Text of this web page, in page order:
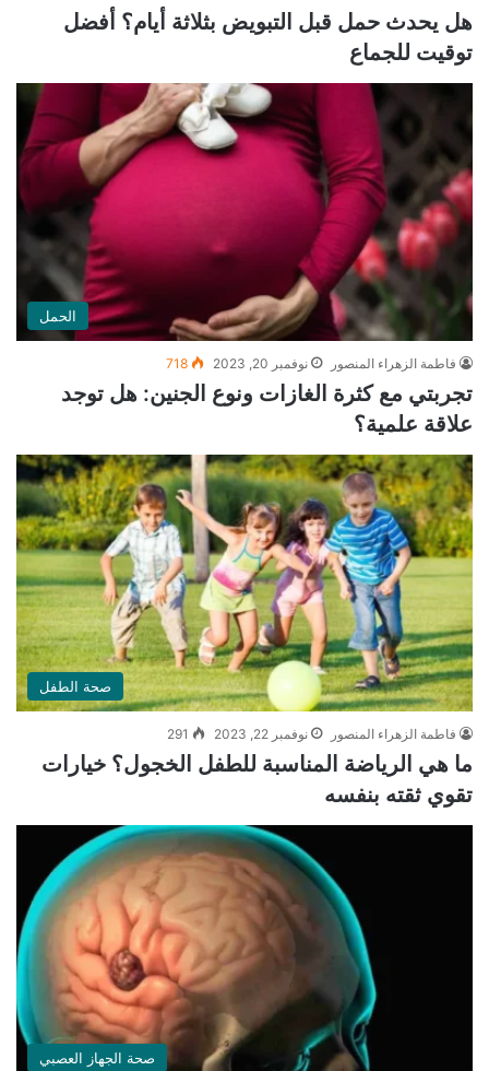
هل يحدث حمل قبل التبويض بثلاثة أيام؟ أفضل
توقيت للجماع
الحمل
فاطمة الزهراء المنصور نوفمبر 20, 2023 718
تجربتي مع كثرة الغازات ونوع الجنين: هل توجد
علاقة علمية؟
صحة الطفل
فاطمة الزهراء المنصور نوفمبر 22, 2023 291
ما هي الرياضة المناسبة للطفل الخجول؟ خيارات
تقوي ثقته بنفسه
صحة الجهاز العصبي